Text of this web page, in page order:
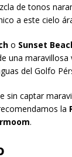
de tonos
a este cielo
o Sunset
una maravillosa
del Golfo
sin captar
la
.